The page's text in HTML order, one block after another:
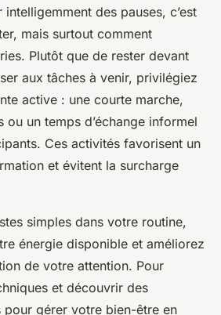
des pauses, c’est
mais surtout comment
Plutôt que de rester devant
aux tâches à venir, privilégiez
active : une courte marche,
ou un temps d’échange informel
Ces activités favorisent un
et évitent la surcharge
simples dans votre routine,
énergie disponible et améliorez
de votre attention. Pour
et découvrir des
pour gérer votre bien-être en